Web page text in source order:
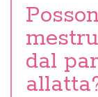
dal